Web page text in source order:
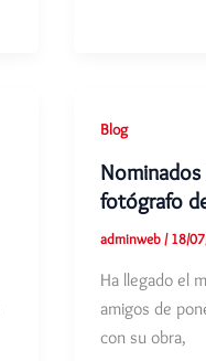
Blog
Nominados
fotógrafo
adminweb /18/
Ha llegado el
amigos de
con su obra,